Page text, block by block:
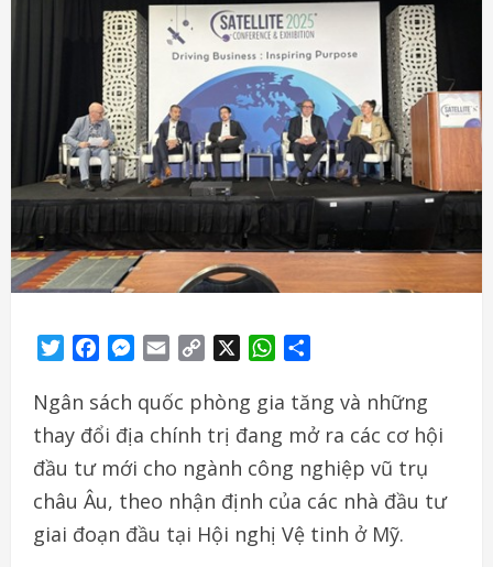
TwitterFacebookMessenger
Email
Copy
WhatsApp
Ngân sách quốc phòng gia tăng và những
thay đổi địa chính trị đang mở ra các cơ hội
đầu tư mới cho ngành công nghiệp vũ trụ
châu Âu, theo nhận định của các nhà đầu tư
giai đoạn đầu tại Hội nghị Vệ tinh ở Mỹ.